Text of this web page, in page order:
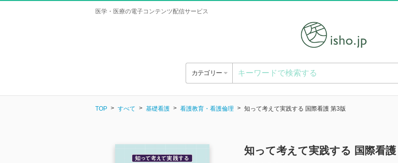
医学・医療の電子コンテンツ配信サービス
カテゴリー
TOP すべて 基礎看護 看護教育・看護倫理 知って考えて実践する 国際看護 第3版
知って考えて実践する 国際看護